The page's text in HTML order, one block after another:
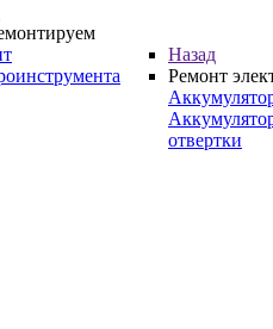
Назад
Ремонт
отвертки